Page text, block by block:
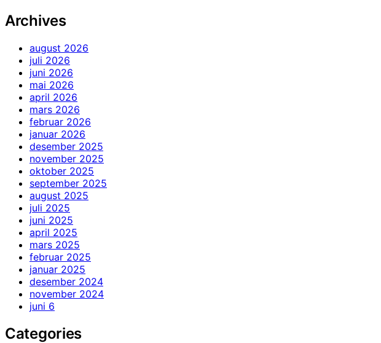
Archives
august 2026
juli 2026
juni 2026
mai 2026
april 2026
mars 2026
februar 2026
januar 2026
desember 2025
november 2025
oktober 2025
september 2025
august 2025
juli 2025
juni 2025
april 2025
mars 2025
februar 2025
januar 2025
desember 2024
november 2024
juni 6
Categories